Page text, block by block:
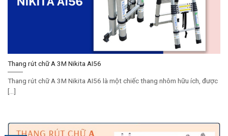
Thang rút chữ A 3M Nikita AI56
Thang rút chữ A 3M Nikita AI56 là một chiếc thang nhôm hữu ích, được
[...]